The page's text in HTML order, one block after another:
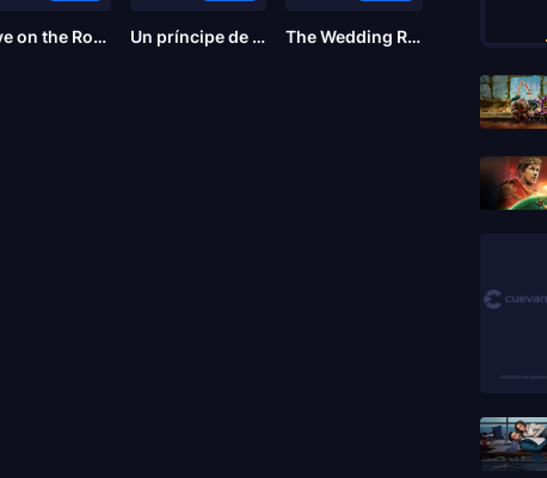
Love on the Road Un príncipe de Navidad: La boda real The Wedding Rule